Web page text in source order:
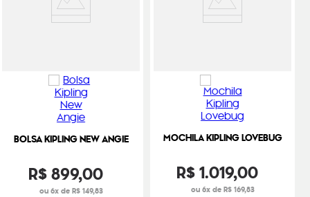
BOLSA KIPLING NEW ANGIE
R$899,00
ou 6x de R$ 149,83
MOCHILA KIPLING LOVEBUG
R$1.019,00
ou 6x de R$ 169,83